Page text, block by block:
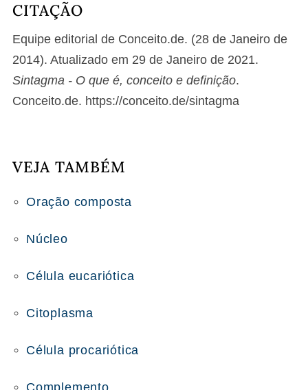
CITAÇÃO
Equipe editorial de Conceito.de. (28 de Janeiro de
2014). Atualizado em 29 de Janeiro de 2021.
Sintagma - O que é, conceito e definição.
Conceito.de. https://conceito.de/sintagma
VEJA TAMBÉM
Oração composta
Núcleo
Célula eucariótica
Citoplasma
Célula procariótica
Complemento